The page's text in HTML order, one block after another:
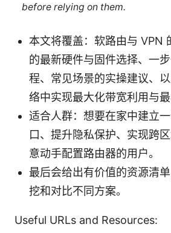
before relying on them.
本文将覆盖：软路由与 VPN
的最新硬件与固件选择、一
程、常见场景的实操建议、
络中实现最大化带宽利用与最
适合人群：想要在家中建立
口、提升隐私保护、实现跨
意动手配置路由器的用户。
最后会给出有价值的资源清
挖和对比不同方案。
Useful URLs and Resources: